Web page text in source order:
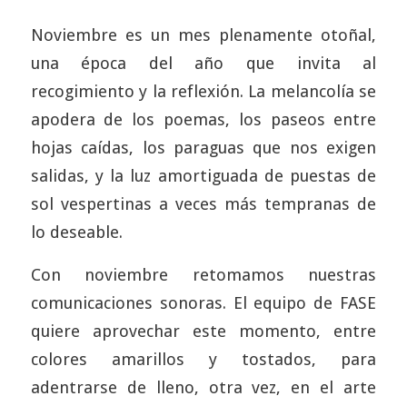
Noviembre es un mes plenamente otoñal,
una época del año que invita al
recogimiento y la reflexión. La melancolía se
apodera de los poemas, los paseos entre
hojas caídas, los paraguas que nos exigen
salidas, y la luz amortiguada de puestas de
sol vespertinas a veces más tempranas de
lo deseable.
Con noviembre retomamos nuestras
comunicaciones sonoras. El equipo de FASE
quiere aprovechar este momento, entre
colores amarillos y tostados, para
adentrarse de lleno, otra vez, en el arte